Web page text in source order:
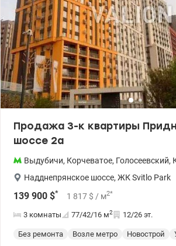
при выключении электроэнергии. - закрытая
территория; - подземный паркинг; -
Печерска, Зверинец. Квартира идеально
проживания, так и для инвестиции. 044 200
Valion.ua/1153344
Продажа 3-к квартиры
шоссе 2а
Выдубичи, Корчеватое, Голосеевский,
Надднепрянское шоссе, ЖК Svitlo Park
139 900 $* 1 817 $ / м2*
3 комнаты 77/42/16 м2 12/26 эт.
Без ремонта Возле метро Новострой